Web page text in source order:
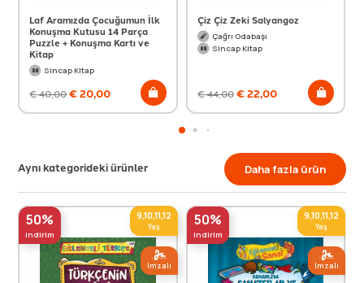
Laf Aramızda Çocuğumun İlk
Konuşma Kutusu 14 Parça
Puzzle + Konuşma Kartı ve
Kitap
Sincap Kitap
€40,00€20,00
Çiz Çiz Zeki Salyangoz
Çağrı Odabaşı
Sincap Kitap
€44,00€22,00
Aynı kategorideki ürünler Daha fazla ürün
50%
indirim
9,10,11,12
Yaş
Imzalı
50%
indirim
9,10,11,12
Yaş
Imzalı